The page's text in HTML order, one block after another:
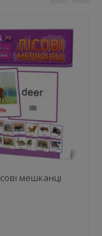
мешканці